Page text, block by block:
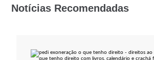
Notícias Recomendadas